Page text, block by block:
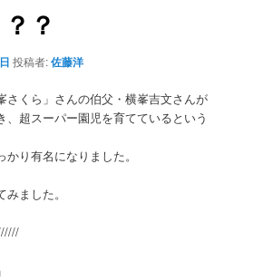
？
投稿者:佐藤洋
さくら」さんの伯父・横峯吉文さんが
、超スーパー園児を育てているという
かり有名になりました。
ました。